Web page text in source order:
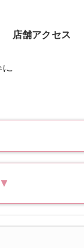
店舗アクセス
▼